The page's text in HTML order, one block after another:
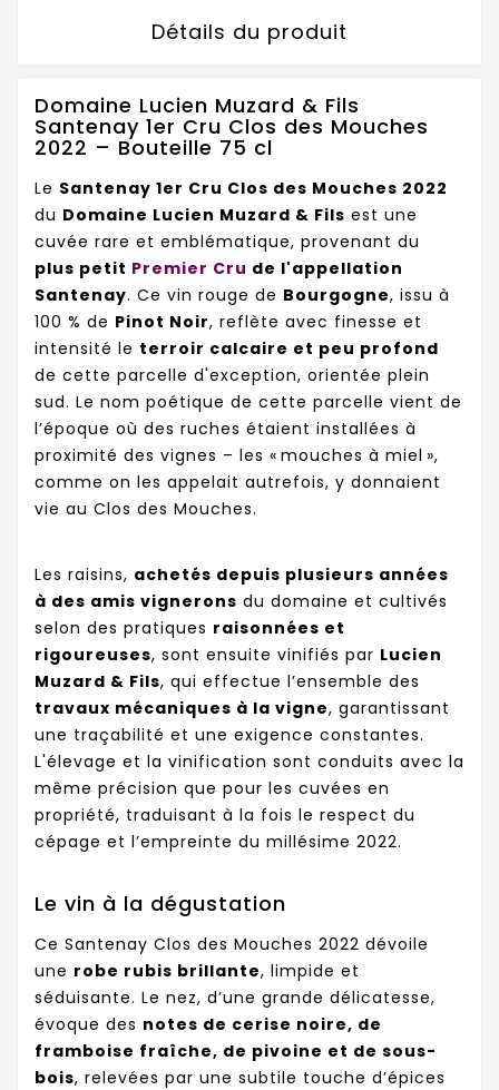
Détails du produit
Domaine Lucien Muzard & Fils
Santenay 1er Cru Clos des Mouches
2022 – Bouteille 75 cl
Le Santenay 1er Cru Clos des Mouches 2022
du Domaine Lucien Muzard & Fils est une
cuvée rare et emblématique, provenant du
plus petit Premier Cru de l'appellation
Santenay. Ce vin rouge de Bourgogne, issu à
100 % de Pinot Noir, reflète avec finesse et
intensité le terroir calcaire et peu profond
de cette parcelle d'exception, orientée plein
sud. Le nom poétique de cette parcelle vient de
l’époque où des ruches étaient installées à
proximité des vignes – les « mouches à miel »,
comme on les appelait autrefois, y donnaient
vie au Clos des Mouches.
Les raisins, achetés depuis plusieurs années
à des amis vignerons du domaine et cultivés
selon des pratiques raisonnées et
rigoureuses, sont ensuite vinifiés par Lucien
Muzard & Fils, qui effectue l’ensemble des
travaux mécaniques à la vigne, garantissant
une traçabilité et une exigence constantes.
L'élevage et la vinification sont conduits avec la
même précision que pour les cuvées en
propriété, traduisant à la fois le respect du
cépage et l’empreinte du millésime 2022.
Le vin à la dégustation
Ce Santenay Clos des Mouches 2022 dévoile
une robe rubis brillante, limpide et
séduisante. Le nez, d’une grande délicatesse,
évoque des notes de cerise noire, de
framboise fraîche, de pivoine et de sous-
bois, relevées par une subtile touche d’épices